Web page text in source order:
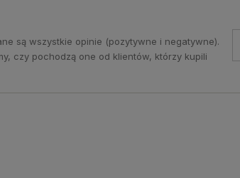
są wszystkie opinie (pozytywne i negatywne).
czy pochodzą one od klientów, którzy kupili